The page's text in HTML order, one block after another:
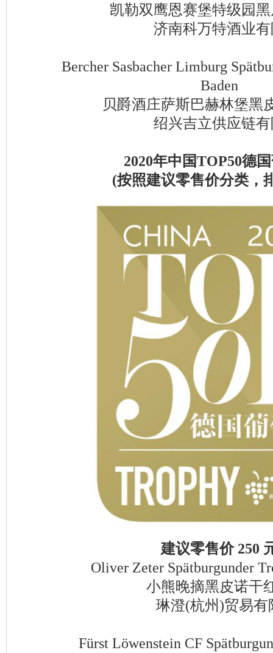
凯勒双鹰恩赛堡特级园黑
济南科万特酒业有
Bercher Sasbacher Limburg
Baden
贝爵酒庄萨斯巴赫林堡黑
绍兴吉立供应链有
2020年中国TOP50德国
(按照建议零售价分类，
建议零售价 250
Oliver Zeter Spätburgunder
小熊晚摘黑皮诺干
琳澄(杭州)贸易有
Fürst Löwenstein CF